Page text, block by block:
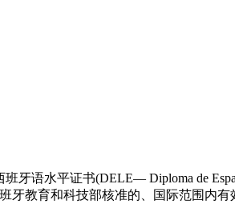
牙语水平证书(DELE— Diploma de
牙教育和科技部核准的、国际范围内有